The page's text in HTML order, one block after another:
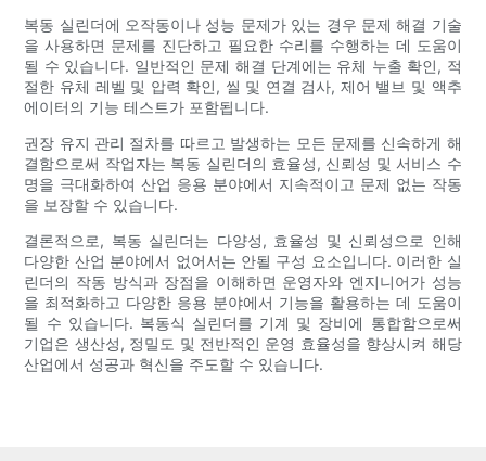
복동 실린더에 오작동이나 성능 문제가 있는 경우 문제 해결 기술
을 사용하면 문제를 진단하고 필요한 수리를 수행하는 데 도움이
될 수 있습니다. 일반적인 문제 해결 단계에는 유체 누출 확인, 적
절한 유체 레벨 및 압력 확인, 씰 및 연결 검사, 제어 밸브 및 액추
에이터의 기능 테스트가 포함됩니다.
권장 유지 관리 절차를 따르고 발생하는 모든 문제를 신속하게 해
결함으로써 작업자는 복동 실린더의 효율성, 신뢰성 및 서비스 수
명을 극대화하여 산업 응용 분야에서 지속적이고 문제 없는 작동
을 보장할 수 있습니다.
결론적으로, 복동 실린더는 다양성, 효율성 및 신뢰성으로 인해
다양한 산업 분야에서 없어서는 안될 구성 요소입니다. 이러한 실
린더의 작동 방식과 장점을 이해하면 운영자와 엔지니어가 성능
을 최적화하고 다양한 응용 분야에서 기능을 활용하는 데 도움이
될 수 있습니다. 복동식 실린더를 기계 및 장비에 통합함으로써
기업은 생산성, 정밀도 및 전반적인 운영 효율성을 향상시켜 해당
산업에서 성공과 혁신을 주도할 수 있습니다.